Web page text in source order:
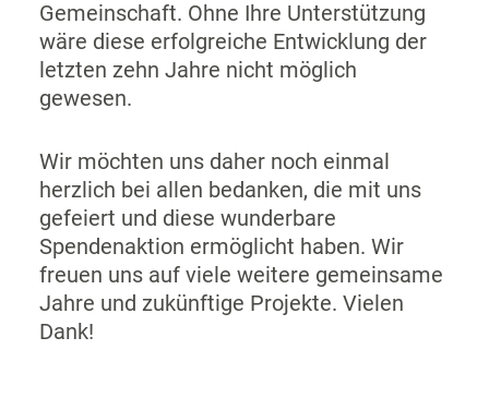
Gemeinschaft. Ohne Ihre Unterstützung
wäre diese erfolgreiche Entwicklung der
letzten zehn Jahre nicht möglich
gewesen.
Wir möchten uns daher noch einmal
herzlich bei allen bedanken, die mit uns
gefeiert und diese wunderbare
Spendenaktion ermöglicht haben. Wir
freuen uns auf viele weitere gemeinsame
Jahre und zukünftige Projekte. Vielen
Dank!